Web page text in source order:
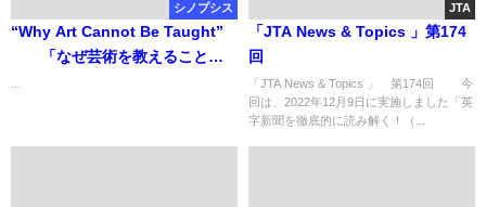
シノプシス
“Why Art Cannot Be Taught”
「なぜ芸術を教えることが
JTA
「JTA News & Topics 」第174
回
「JTA News & Topics 」 第174回 今
回は、2022年12月9日に実施しました「英
字新聞を徹底的に読み解く！（...